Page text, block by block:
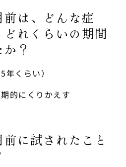
は、どんな症
れくらいの期間
？
くらい）
的にくりかえす
に試されたこと